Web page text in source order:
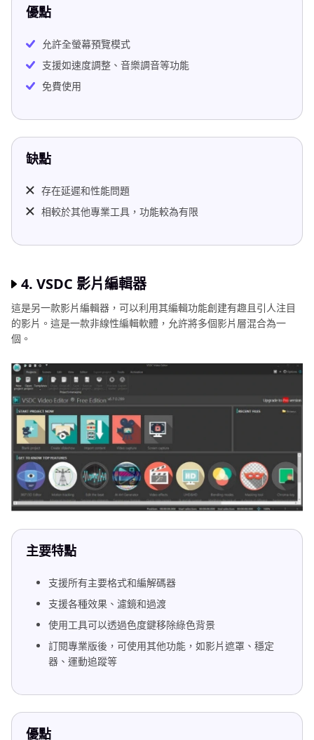
優點
允許全螢幕預覽模式
支援如速度調整、音樂調音等功能
免費使用
缺點
存在延遲和性能問題
相較於其他專業工具，功能較為有限
4. VSDC 影片編輯器
這是另一款影片編輯器，可以利用其編輯功能創建有趣且引人注目
的影片。這是一款非線性編輯軟體，允許將多個影片層混合為一
個。
主要特點
支援所有主要格式和編解碼器
支援各種效果、濾鏡和過渡
使用工具可以透過色度鍵移除綠色背景
訂閱專業版後，可使用其他功能，如影片遮罩、穩定
器、運動追蹤等
優點